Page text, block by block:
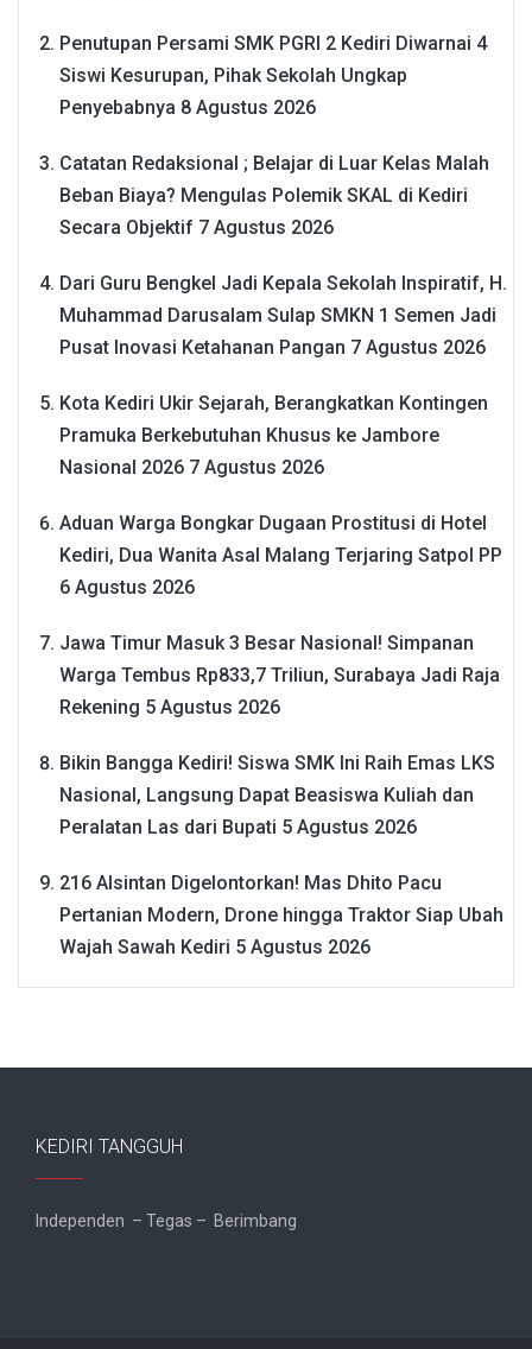
Penutupan Persami SMK PGRI 2 Kediri Diwarnai 4
Siswi Kesurupan, Pihak Sekolah Ungkap
Penyebabnya 8 Agustus 2026
Catatan Redaksional ; Belajar di Luar Kelas Malah
Beban Biaya? Mengulas Polemik SKAL di Kediri
Secara Objektif 7 Agustus 2026
Dari Guru Bengkel Jadi Kepala Sekolah Inspiratif, H.
Muhammad Darusalam Sulap SMKN 1 Semen Jadi
Pusat Inovasi Ketahanan Pangan 7 Agustus 2026
Kota Kediri Ukir Sejarah, Berangkatkan Kontingen
Pramuka Berkebutuhan Khusus ke Jambore
Nasional 2026 7 Agustus 2026
Aduan Warga Bongkar Dugaan Prostitusi di Hotel
Kediri, Dua Wanita Asal Malang Terjaring Satpol PP
6 Agustus 2026
Jawa Timur Masuk 3 Besar Nasional! Simpanan
Warga Tembus Rp833,7 Triliun, Surabaya Jadi Raja
Rekening 5 Agustus 2026
Bikin Bangga Kediri! Siswa SMK Ini Raih Emas LKS
Nasional, Langsung Dapat Beasiswa Kuliah dan
Peralatan Las dari Bupati 5 Agustus 2026
216 Alsintan Digelontorkan! Mas Dhito Pacu
Pertanian Modern, Drone hingga Traktor Siap Ubah
Wajah Sawah Kediri 5 Agustus 2026
KEDIRI TANGGUH
Independen – Tegas – Berimbang